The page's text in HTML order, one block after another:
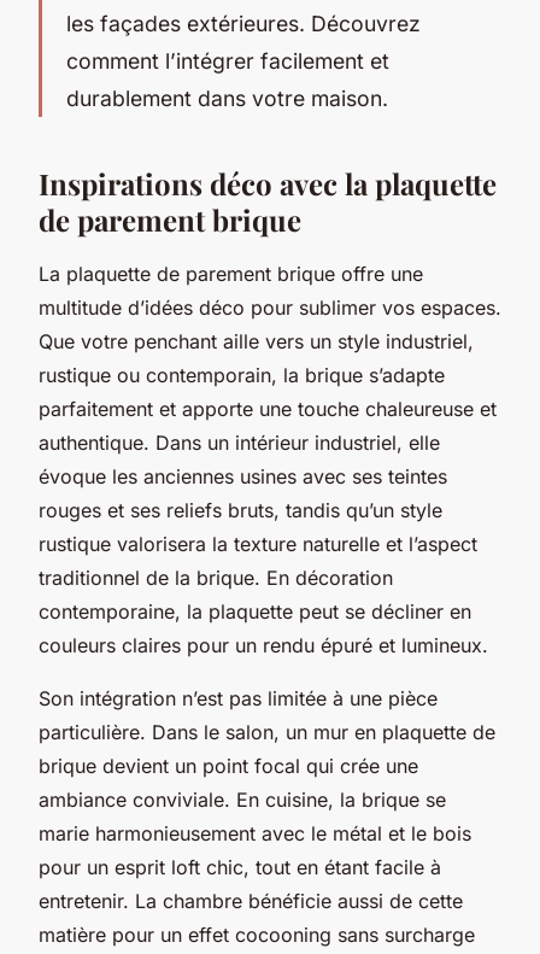
les façades extérieures. Découvrez
comment l’intégrer facilement et
durablement dans votre maison.
Inspirations déco avec la plaquette
de parement brique
La plaquette de parement brique offre une
multitude d’idées déco pour sublimer vos espaces.
Que votre penchant aille vers un style industriel,
rustique ou contemporain, la brique s’adapte
parfaitement et apporte une touche chaleureuse et
authentique. Dans un intérieur industriel, elle
évoque les anciennes usines avec ses teintes
rouges et ses reliefs bruts, tandis qu’un style
rustique valorisera la texture naturelle et l’aspect
traditionnel de la brique. En décoration
contemporaine, la plaquette peut se décliner en
couleurs claires pour un rendu épuré et lumineux.
Son intégration n’est pas limitée à une pièce
particulière. Dans le salon, un mur en plaquette de
brique devient un point focal qui crée une
ambiance conviviale. En cuisine, la brique se
marie harmonieusement avec le métal et le bois
pour un esprit loft chic, tout en étant facile à
entretenir. La chambre bénéficie aussi de cette
matière pour un effet cocooning sans surcharge